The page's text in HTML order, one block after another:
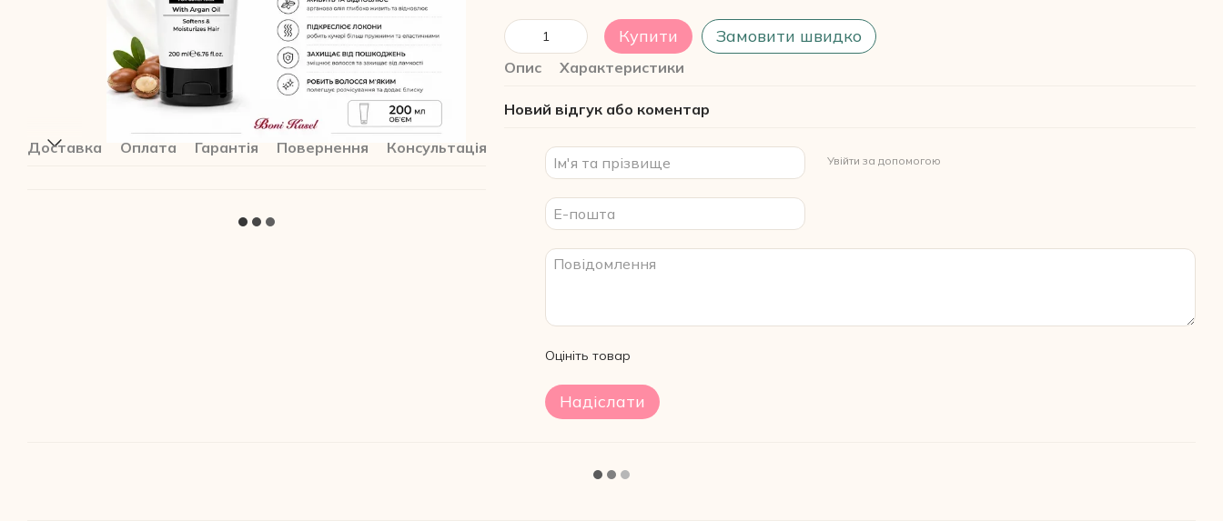
Доставка Оплата Гарантія Повернення Консультація
Купити Замовити швидко
Опис Характеристики
Новий відгук або коментар
Увійти за допомогою
Оцініть товар
Надіслати